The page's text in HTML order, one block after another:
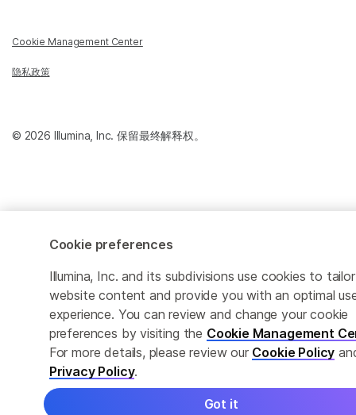
Cookie Management Center
隐私政策
© 2026 Illumina, Inc. 保留最终解释权。
Cookie preferences
Illumina, Inc. and its subdivisions use cookies to tailor
website content and provide you with an optimal
experience. You can review and change your cookie
preferences by visiting the Cookie Management
For more details, please review our Cookie Policy
Privacy Policy.
Got it